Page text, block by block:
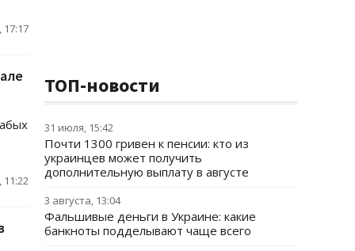
17:17
11:22
ТОП-новости
31 июля, 15:42
Почти 1300 гривен к пенсии: кто из
украинцев может получить
дополнительную выплату в августе
3 августа, 13:04
Фальшивые деньги в Украине: какие
банкноты подделывают чаще всего